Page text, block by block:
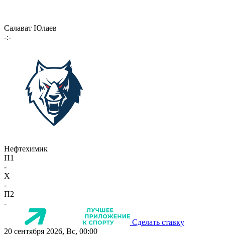
Салават Юлаев
-:-
Нефтехимик
П1
-
X
-
П2
-
Сделать ставку
20 сентября 2026, Вс, 00:00